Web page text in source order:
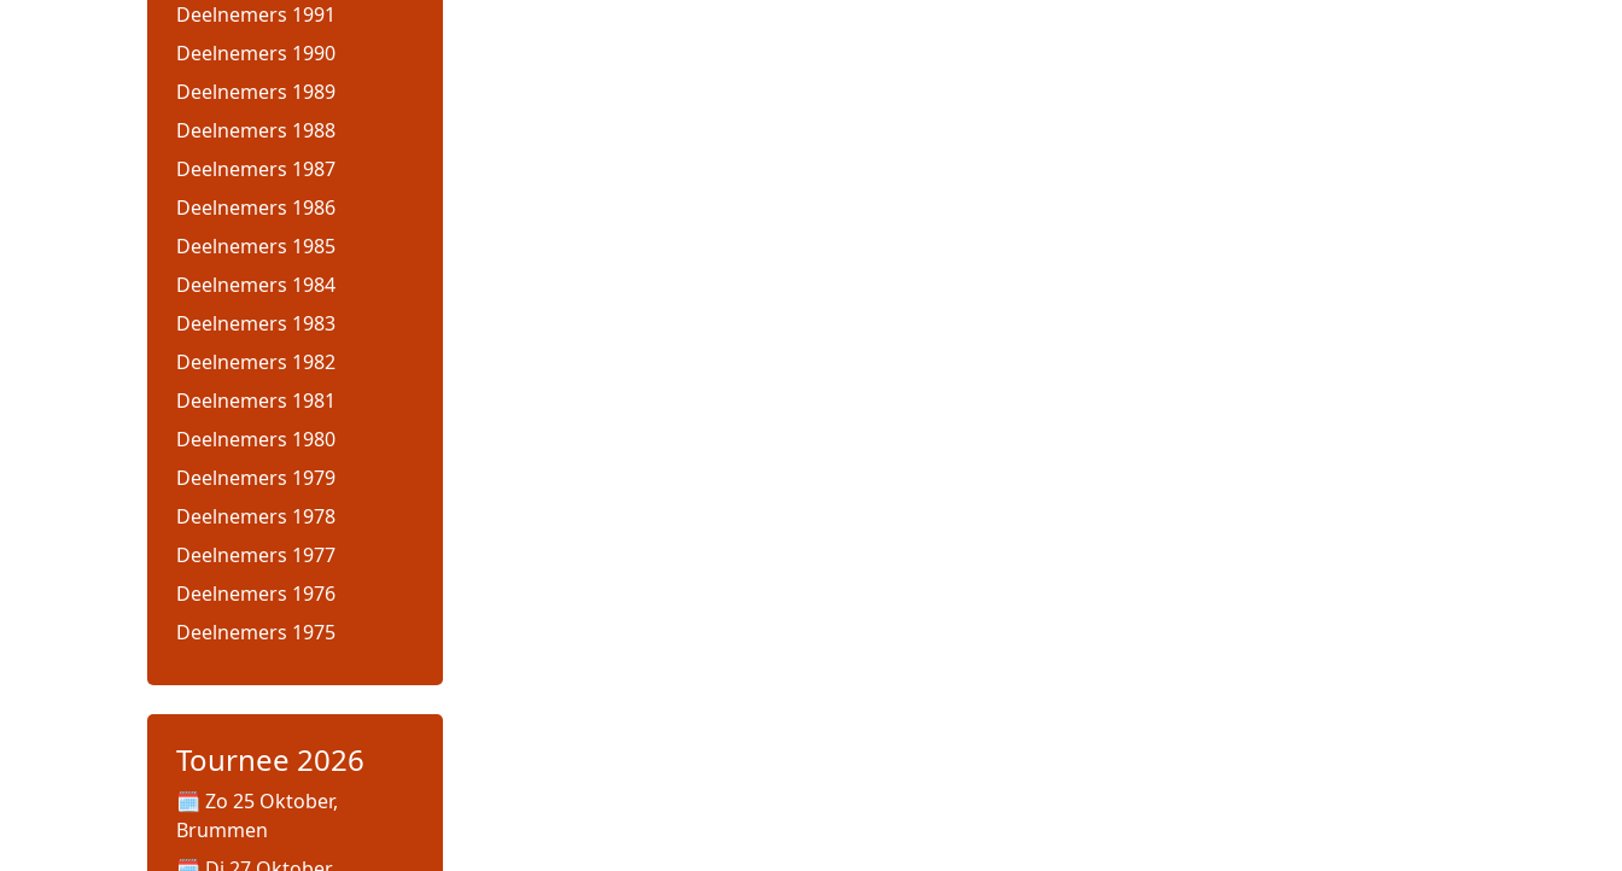
Deelnemers 1991
Deelnemers 1990
Deelnemers 1989
Deelnemers 1988
Deelnemers 1987
Deelnemers 1986
Deelnemers 1985
Deelnemers 1984
Deelnemers 1983
Deelnemers 1982
Deelnemers 1981
Deelnemers 1980
Deelnemers 1979
Deelnemers 1978
Deelnemers 1977
Deelnemers 1976
Deelnemers 1975
Tournee 2026
Zo 25 Oktober,
Brummen